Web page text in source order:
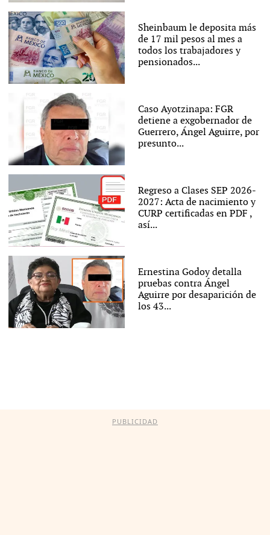
Sheinbaum le deposita más
de 17 mil pesos al mes a
todos los trabajadores y
pensionados...
Caso Ayotzinapa: FGR
detiene a exgobernador de
Guerrero, Ángel Aguirre, por
presunto...
Regreso a Clases SEP 2026-
2027: Acta de nacimiento y
CURP certificadas en PDF ,
así...
Ernestina Godoy detalla
pruebas contra Ángel
Aguirre por desaparición de
los 43...
PUBLICIDAD